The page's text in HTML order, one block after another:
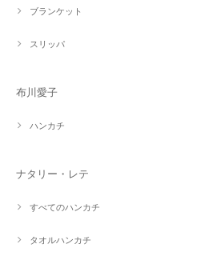
ブランケット
スリッパ
布川愛子
ハンカチ
ナタリー・レテ
すべてのハンカチ
タオルハンカチ